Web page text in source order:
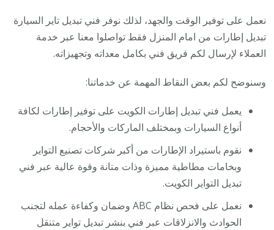
نعمل على توفير الوقت والجهد، لذلك نوفر فني تبديل تاير السيارة
تبديل إطارات من امام المنزل فقط تواصلوا معنا عبر خدمة
العملاء لإرسال لكم فريق فني بكامل معداته وتجهيزاته.
وسنوضح لكم بعض النقاط المهمة عن خدماتنا:
يعمل فني تبديل إطارات الكويت على توفير إطارات لكافة
أنواع السيارات وبمختلف الماركات والأحجام.
نقوم باستيراد الإطارات من أكبر شركات تصنيع التواير
وبخامات مطاطية مميزة وذات متانة وقوة عالية عبر فني
تبديل التواير الكويت.
نعمل على فحص نظام ABC وضمان وكفاءة عمله لتجنب
الحوادث والانزلاقات عبر فني بنشر تبديل تواير متنقل